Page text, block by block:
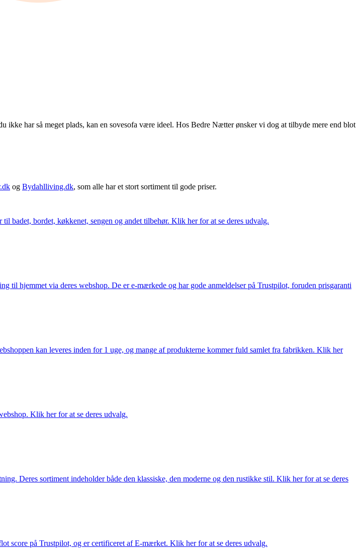
ikke har så meget plads, kan en sovesofa være ideel. Hos Bedre Nætter ønsker vi dog at tilbyde mere end blot
og Bydahlliving.dk, som alle har et stort sortiment til gode priser.
badet, bordet, køkkenet, sengen og andet tilbehør. Klik her for at se deres udvalg.
til hjemmet via deres webshop. De er e-mærkede og har gode anmeldelser på Trustpilot, foruden prisgaranti
kan leveres inden for 1 uge, og mange af produkterne kommer fuld samlet fra fabrikken. Klik her
Klik her for at se deres udvalg.
Deres sortiment indeholder både den klassiske, den moderne og den rustikke stil. Klik her for at se deres
score på Trustpilot, og er certificeret af E-mærket. Klik her for at se deres udvalg.